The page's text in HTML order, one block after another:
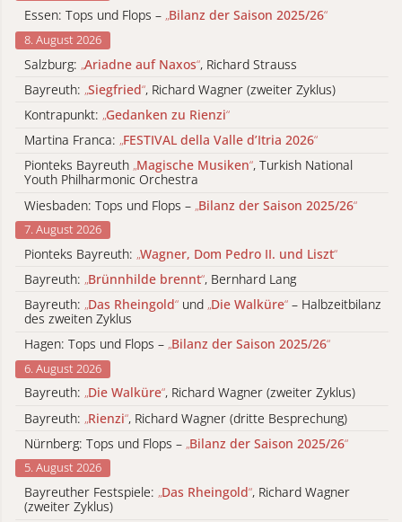
Essen: Tops und Flops – „Bilanz der Saison 2025/26“
8. August 2026
Salzburg: „Ariadne auf Naxos“, Richard Strauss
Bayreuth: „Siegfried“, Richard Wagner (zweiter Zyklus)
Kontrapunkt: „Gedanken zu Rienzi“
Martina Franca: „FESTIVAL della Valle d’Itria 2026“
Pionteks Bayreuth „Magische Musiken“, Turkish National
Youth Philharmonic Orchestra
Wiesbaden: Tops und Flops – „Bilanz der Saison 2025/26“
7. August 2026
Pionteks Bayreuth: „Wagner, Dom Pedro II. und Liszt“
Bayreuth: „Brünnhilde brennt“, Bernhard Lang
Bayreuth: „Das Rheingold“ und „Die Walküre“ – Halbzeitbilanz
des zweiten Zyklus
Hagen: Tops und Flops – „Bilanz der Saison 2025/26“
6. August 2026
Bayreuth: „Die Walküre“, Richard Wagner (zweiter Zyklus)
Bayreuth: „Rienzi“, Richard Wagner (dritte Besprechung)
Nürnberg: Tops und Flops – „Bilanz der Saison 2025/26“
5. August 2026
Bayreuther Festspiele: „Das Rheingold“, Richard Wagner
(zweiter Zyklus)